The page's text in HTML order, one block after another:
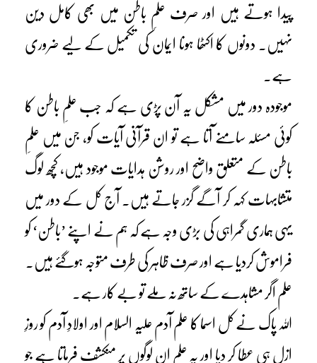
پیدا ہوتے ہیں اور صرف علمِ باطن میں بھی کامل دین
نہیں۔ دونوں کا اکٹھا ہونا ایمان کی تکمیل کے لیے ضروری
ہے۔
موجودہ دور میں مشکل یہ آن پڑی ہے کہ جب علمِ باطن کا
کوئی مسئلہ سامنے آتا ہے تو ان قرآنی آیات کو، جن میں علمِ
باطن کے متعلق واضح اور روشن ہدایات موجود ہیں، کچھ لوگ
متشابہات کہہ کر آگے گزر جاتے ہیں۔ آج کل کے دور میں
یہی ہماری گمراہی کی بڑی وجہ ہے کہ ہم نے اپنے ’باطن‘ کو
فراموش کردیا ہے اور صرف ظاہر کی طرف متوجہ ہوگئے ہیں۔
علم اگر مشاہدے کے ساتھ نہ ملے تو بے کار ہے۔
اللہ پاک نے کل اسما کا علم آدم علیہ السلام اور اولادِ آدم کو روزِ
ازل ہی عطا کر دیا اور یہ علم ان لوگوں پر منکشف فرماتا ہے جو